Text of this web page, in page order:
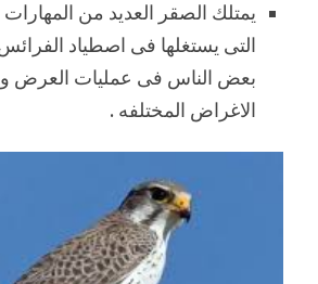
يمتلك الصقر العديد من المهارات
التى يستغلها فى اصطياد
بعض الناس فى عمليات العرض
الاغراض المختلفه .